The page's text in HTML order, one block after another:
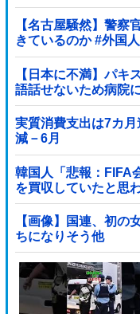
【名古屋騒然】警
きているのか #外国
【日本に不満】パ
語話せないため病院
実質消費支出は7カ
減－6月
韓国人「悲報：FIFA
を買収していたと思
国の反応
【画像】国連、初
ちになりそう他